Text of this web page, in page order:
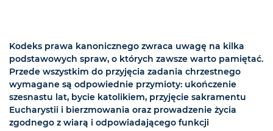
Kodeks prawa kanonicznego zwraca uwagę na kilka
podstawowych spraw, o których zawsze warto pamiętać.
Przede wszystkim do przyjęcia zadania chrzestnego
wymagane są odpowiednie przymioty: ukończenie
szesnastu lat, bycie katolikiem, przyjęcie sakramentu
Eucharystii i bierzmowania oraz prowadzenie życia
zgodnego z wiarą i odpowiadającego funkcji